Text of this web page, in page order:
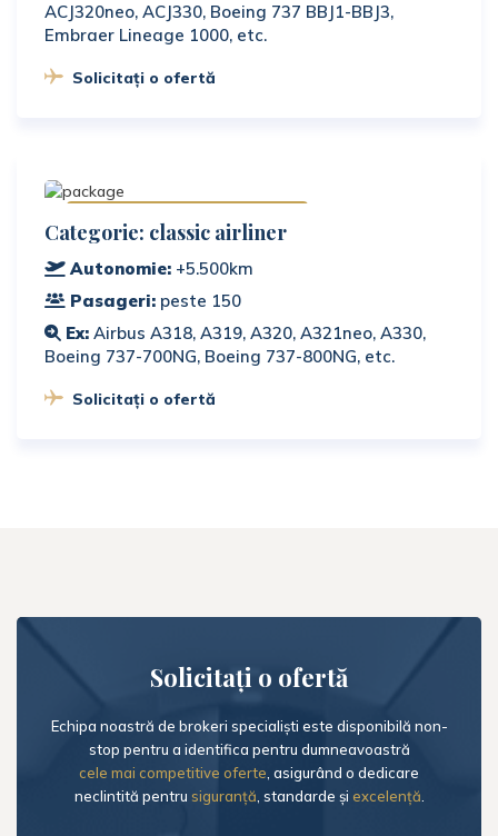
ACJ320neo, ACJ330, Boeing 737 BBJ1-BBJ3,
Embraer Lineage 1000, etc.
Solicitați o ofertă
Disponibile în România
Categorie: classic airliner
Autonomie: +5.500km
Pasageri: peste 150
Ex: Airbus A318, A319, A320, A321neo, A330,
Boeing 737-700NG, Boeing 737-800NG, etc.
Solicitați o ofertă
Solicitați o ofertă
Echipa noastră de brokeri specialiști este disponibilă non-
stop pentru a identifica pentru dumneavoastră
cele mai competitive oferte , asigurând o dedicare
neclintită pentru siguranță , standarde și excelență